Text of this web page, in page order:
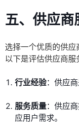
五、供应商
选择一个优质的供应
以下是评估供应商服
行业经验：供应
服务质量：供应
应用户需求。